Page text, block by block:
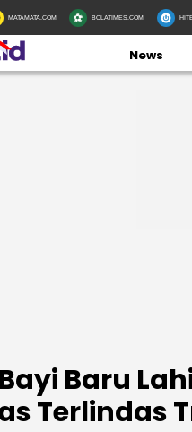
MATAMATA.COM BOLATIMES.COM
News
Baru
Terlindas